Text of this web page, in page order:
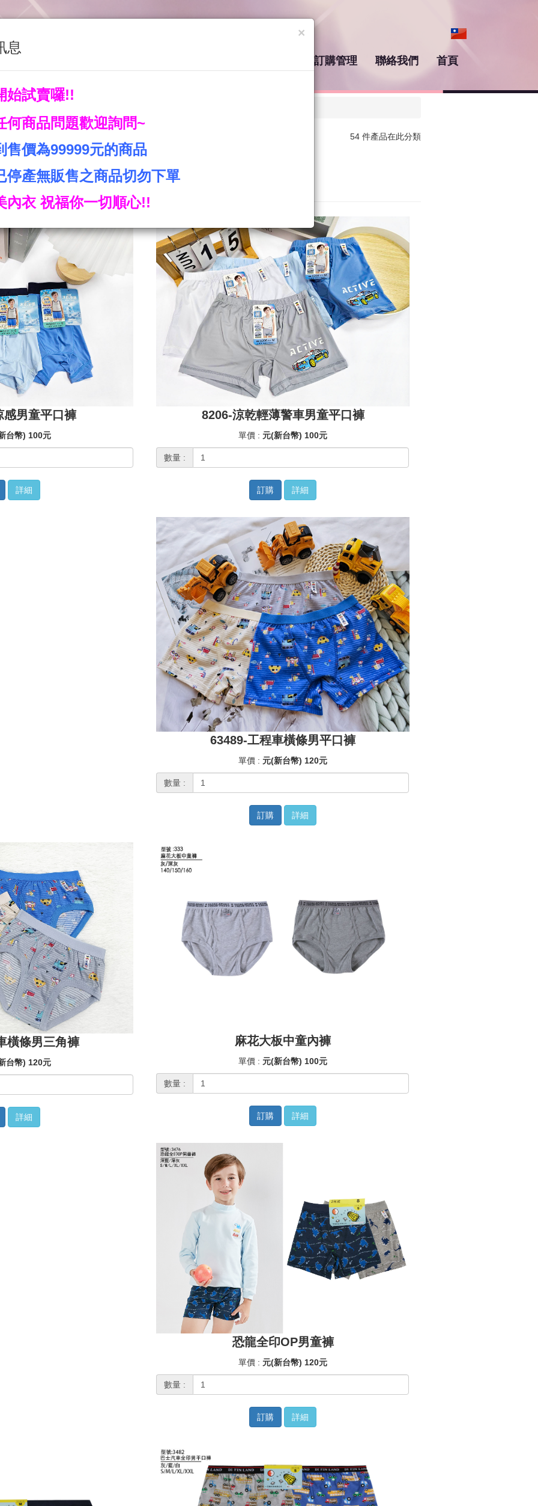
訂購管理 聯絡我們 首頁
54 件產品在此分類
感男童平口褲
台幣) 100元
詳細
8206-涼乾輕薄警車男童平口褲
單價 : 元(新台幣) 100元
數量 :
訂購 詳細
63489-工程車橫條男平口褲
單價 : 元(新台幣) 120元
數量 :
訂購 詳細
橫條男三角褲
台幣) 120元
詳細
麻花大板中童內褲
單價 : 元(新台幣) 100元
數量 :
訂購 詳細
恐龍全印OP男童褲
單價 : 元(新台幣) 120元
數量 :
訂購 詳細
×
息
始試賣囉!!
何商品問題歡迎詢問~
售價為99999元的商品
停產無販售之商品切勿下單
內衣 祝福你一切順心!!